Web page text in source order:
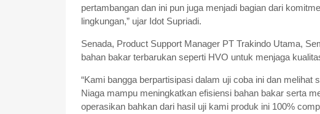
pertambangan dan ini pun juga menjadi bagian dari
lingkungan,” ujar Idot Supriadi.
Senada, Product Support Manager PT Trakindo Utama,
bahan bakar terbarukan seperti HVO untuk menjaga
“Kami bangga berpartisipasi dalam uji coba ini dan
Niaga mampu meningkatkan efisiensi bahan bakar serta
operasikan bahkan dari hasil uji kami produk ini 100%